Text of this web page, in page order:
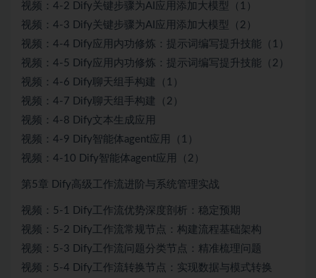
视频：4-2 Dify关键步骤为AI应用添加大模型（1）
视频：4-3 Dify关键步骤为AI应用添加大模型（2）
视频：4-4 Dify应用内功修炼：提示词编写提升技能（1）
视频：4-5 Dify应用内功修炼：提示词编写提升技能（2）
视频：4-6 Dify聊天组手构建（1）
视频：4-7 Dify聊天组手构建（2）
视频：4-8 Dify文本生成应用
视频：4-9 Dify智能体agent应用（1）
视频：4-10 Dify智能体agent应用（2）
第5章 Dify高级工作流进阶与系统管理实战
视频：5-1 Dify工作流优势深度剖析：稳定预期
视频：5-2 Dify工作流常规节点：构建流程基础架构
视频：5-3 Dify工作流问题分类节点：精准梳理问题
视频：5-4 Dify工作流转换节点：实现数据与模式转换